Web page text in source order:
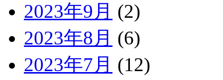
2023年9月 (2)
2023年8月 (6)
2023年7月 (12)